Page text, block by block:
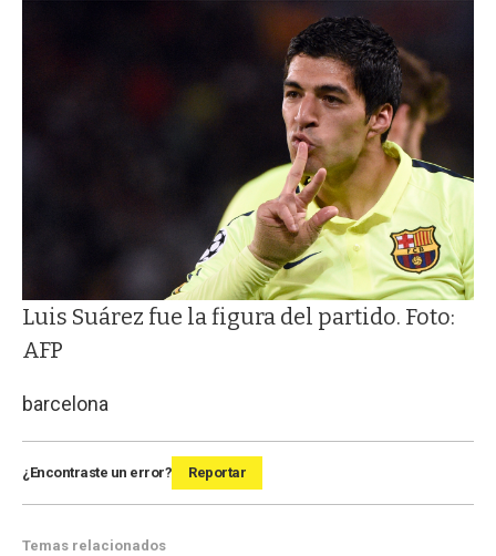
Luis Suárez fue la figura del partido. Foto:
AFP
barcelona
¿Encontraste un error? Reportar
Temas relacionados